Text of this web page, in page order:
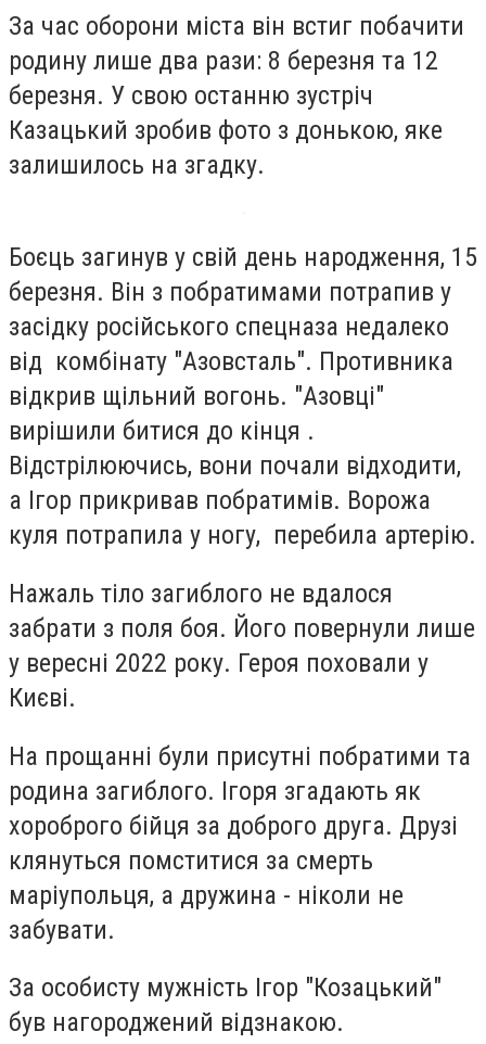
За час оборони міста він встиг побачити
родину лише два рази: 8 березня та 12
березня. У свою останню зустріч
Казацький зробив фото з донькою, яке
залишилось на згадку.
Боєць загинув у свій день народження, 15
березня. Він з побратимами потрапив у
засідку російського спецназа недалеко
від комбінату "Азовсталь". Противника
відкрив щільний вогонь. "Азовці"
вирішили битися до кінця .
Відстрілюючись, вони почали відходити,
а Ігор прикривав побратимів. Ворожа
куля потрапила у ногу, перебила артерію.
Нажаль тіло загиблого не вдалося
забрати з поля боя. Його повернули лише
у вересні 2022 року. Героя поховали у
Києві.
На прощанні були присутні побратими та
родина загиблого. Ігоря згадають як
хороброго бійця за доброго друга. Друзі
клянуться помститися за смерть
маріупольця, а дружина - ніколи не
забувати.
За особисту мужність Ігор "Козацький"
був нагороджений відзнакою.